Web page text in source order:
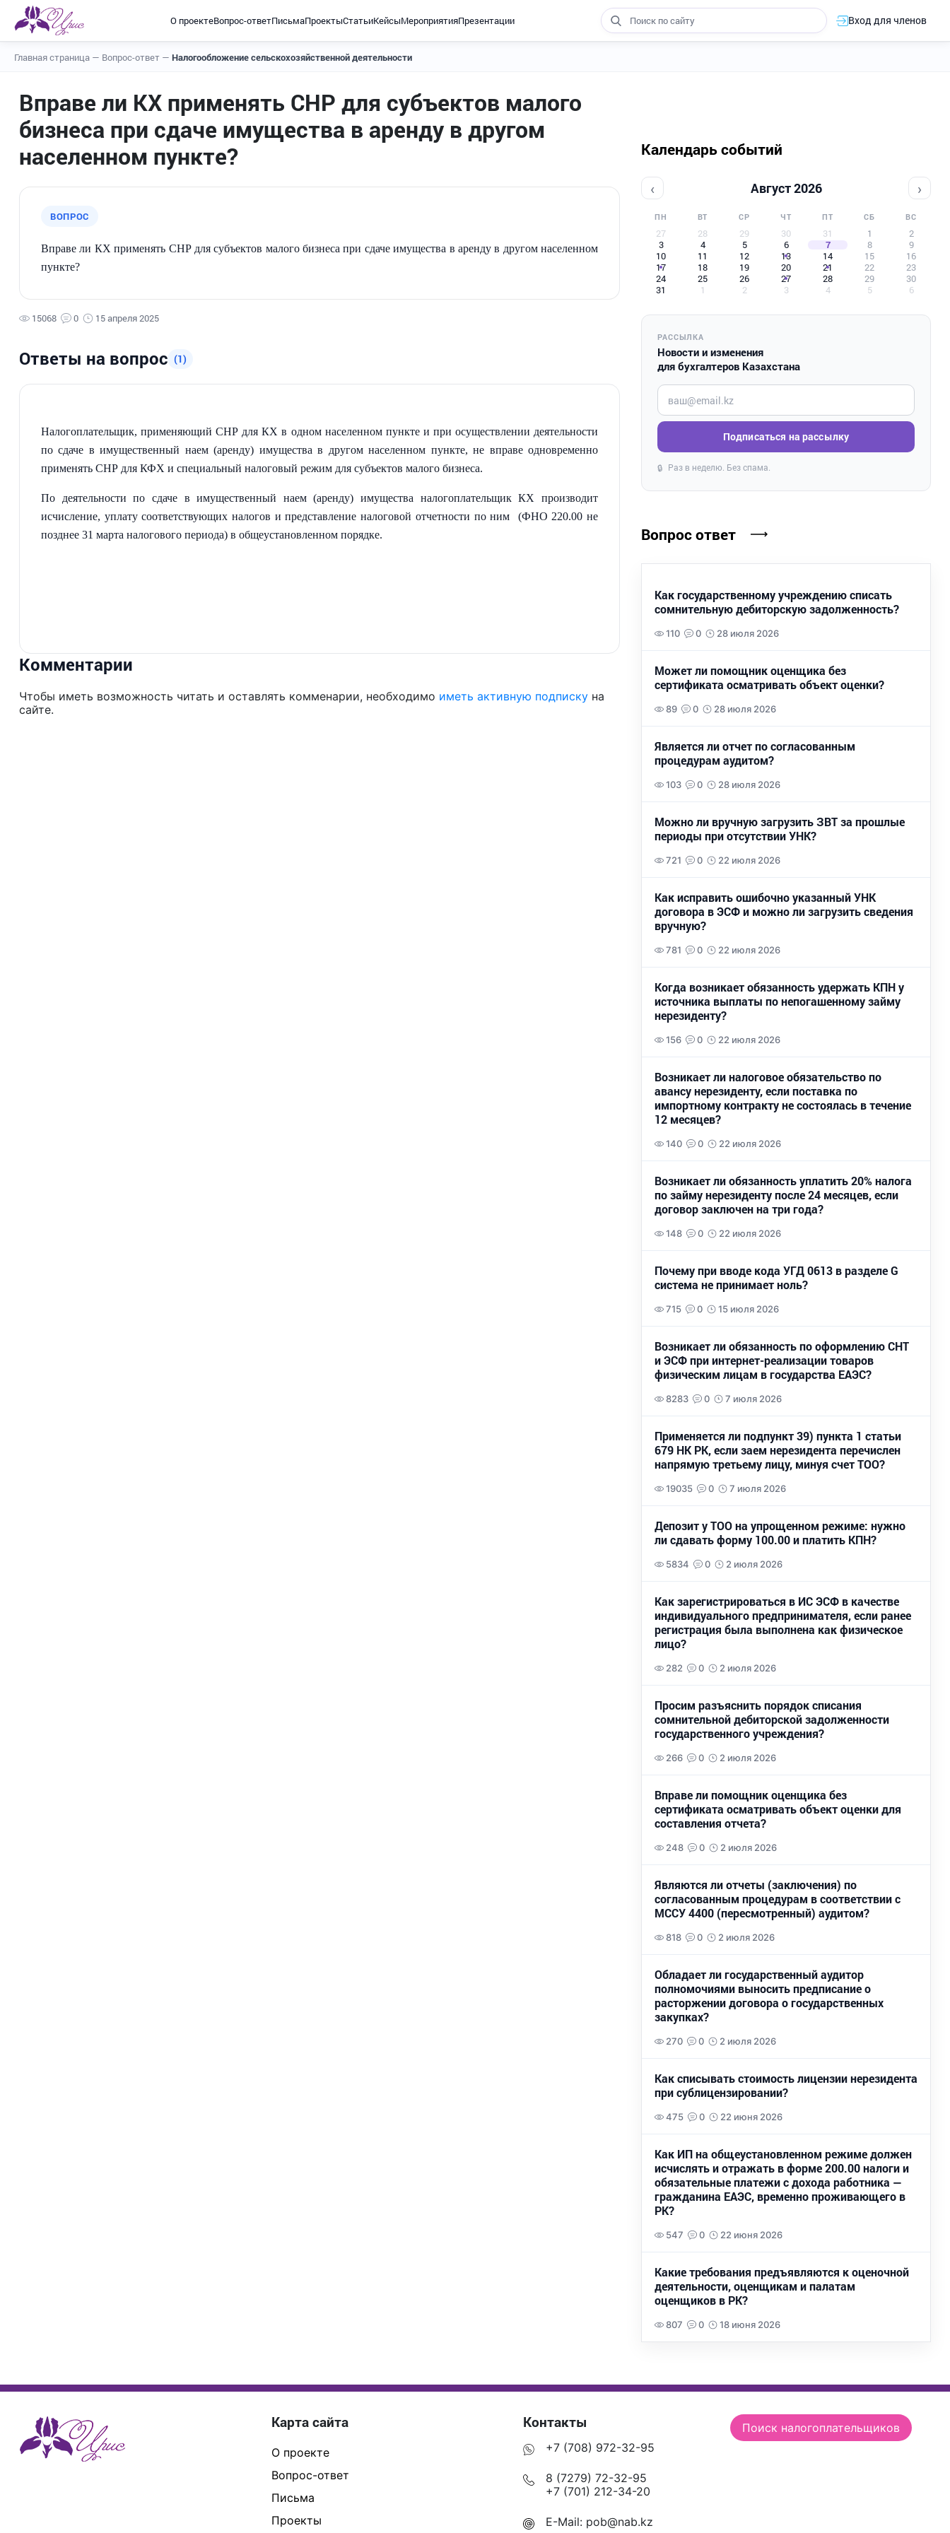
О проектеВопрос-ответПисьмаПроектыСтатьиКейсыМероприятияПрезентации Вход для членов
Главная страница — Вопрос-ответ — Налогообложение сельскохозяйственной деятельности
Вправе ли КХ применять СНР для субъектов малого
бизнеса при сдаче имущества в аренду в другом
населенном пункте?
ВОПРОС
Вправе ли КХ применять СНР для субъектов малого бизнеса при сдаче имущества в аренду в другом населенном
пункте?
15068 0 15 апреля 2025
Ответы на вопрос (1)
Налогоплательщик, применяющий СНР для КХ в одном населенном пункте и при осуществлении деятельности
по сдаче в имущественный наем (аренду) имущества в другом населенном пункте, не вправе одновременно
применять СНР для КФХ и специальный налоговый режим для субъектов малого бизнеса.
По деятельности по сдаче в имущественный наем (аренду) имущества налогоплательщик КХ производит
исчисление, уплату соответствующих налогов и представление налоговой отчетности по ним (ФНО 220.00 не
позднее 31 марта налогового периода) в общеустановленном порядке.
Комментарии
Чтобы иметь возможность читать и оставлять комменарии, необходимо иметь активную подписку на
сайте.
Календарь событий
‹ Август 2026 ›
ПН ВТ СР ЧТ ПТ СБ ВС
27 28 29 30 31 1
2
3
4 5 6 7 8
9
10
11 12 13 14 15
16
17
18 19 20 21 22
23
24
25 26 27 28 29
30
31
1 2 3 4 5 6
РАССЫЛКА
Новости и изменения
для бухгалтеров Казахстана
Введите ваш e-mail
Подписаться на рассылку
🔒 Раз в неделю. Без спама.
Вопрос ответ
Как государственному учреждению списать
сомнительную дебиторскую задолженность?
110 0 28 июля 2026
Может ли помощник оценщика без
сертификата осматривать объект оценки?
89 0 28 июля 2026
Является ли отчет по согласованным
процедурам аудитом?
103 0 28 июля 2026
Можно ли вручную загрузить ЗВТ за прошлые
периоды при отсутствии УНК?
721 0 22 июля 2026
Как исправить ошибочно указанный УНК
договора в ЭСФ и можно ли загрузить сведения
вручную?
781 0 22 июля 2026
Когда возникает обязанность удержать КПН у
источника выплаты по непогашенному займу
нерезиденту?
156 0 22 июля 2026
Возникает ли налоговое обязательство по
авансу нерезиденту, если поставка по
импортному контракту не состоялась в течение
12 месяцев?
140 0 22 июля 2026
Возникает ли обязанность уплатить 20% налога
по займу нерезиденту после 24 месяцев, если
договор заключен на три года?
148 0 22 июля 2026
Почему при вводе кода УГД 0613 в разделе G
система не принимает ноль?
715 0 15 июля 2026
Возникает ли обязанность по оформлению СНТ
и ЭСФ при интернет-реализации товаров
физическим лицам в государства ЕАЭС?
8283 0 7 июля 2026
Применяется ли подпункт 39) пункта 1 статьи
679 НК РК, если заем нерезидента перечислен
напрямую третьему лицу, минуя счет ТОО?
19035 0 7 июля 2026
Депозит у ТОО на упрощенном режиме: нужно
ли сдавать форму 100.00 и платить КПН?
5834 0 2 июля 2026
Как зарегистрироваться в ИС ЭСФ в качестве
индивидуального предпринимателя, если ранее
регистрация была выполнена как физическое
лицо?
282 0 2 июля 2026
Просим разъяснить порядок списания
сомнительной дебиторской задолженности
государственного учреждения?
266 0 2 июля 2026
Вправе ли помощник оценщика без
сертификата осматривать объект оценки для
составления отчета?
248 0 2 июля 2026
Являются ли отчеты (заключения) по
согласованным процедурам в соответствии с
МССУ 4400 (пересмотренный) аудитом?
818 0 2 июля 2026
Обладает ли государственный аудитор
полномочиями выносить предписание о
расторжении договора о государственных
закупках?
270 0 2 июля 2026
Как списывать стоимость лицензии нерезидента
при сублицензировании?
475 0 22 июня 2026
Как ИП на общеустановленном режиме должен
исчислять и отражать в форме 200.00 налоги и
обязательные платежи с дохода работника —
гражданина ЕАЭС, временно проживающего в
РК?
547 0 22 июня 2026
Какие требования предъявляются к оценочной
деятельности, оценщикам и палатам
оценщиков в РК?
807 0 18 июня 2026
Карта сайта
О проекте
Вопрос-ответ
Письма
Проекты
Контакты
+7 (708) 972-32-95
8 (7279) 72-32-95
+7 (701) 212-34-20
E-Mail: pob@nab.kz
Поиск налогоплательщиков